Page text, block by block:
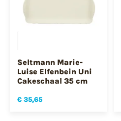
Seltmann Marie-
Luise Elfenbein Uni
Cakeschaal 35 cm
€ 35,65